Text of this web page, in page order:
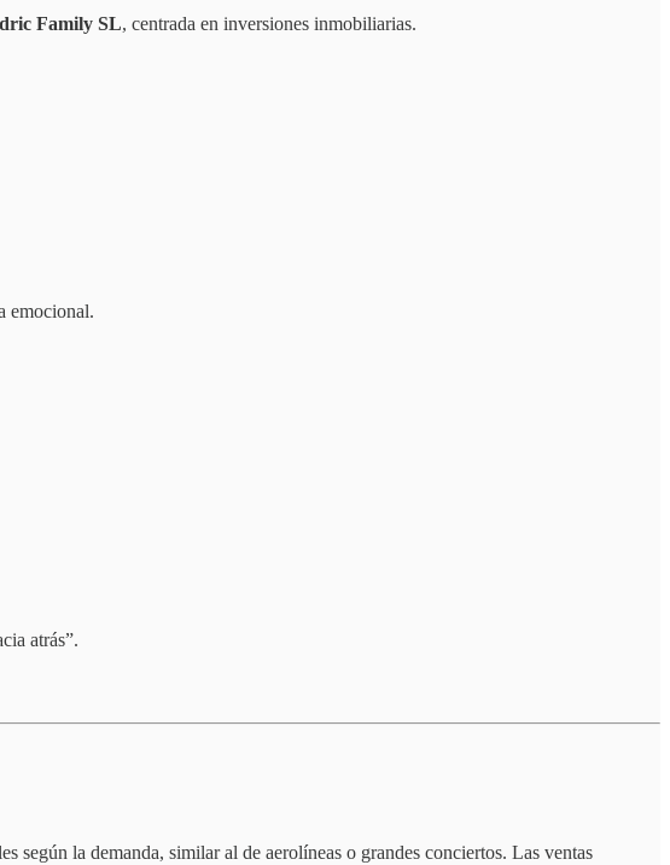
Family SL, centrada en inversiones inmobiliarias.
emocional.
atrás”.
según la demanda, similar al de aerolíneas o grandes conciertos. Las ventas